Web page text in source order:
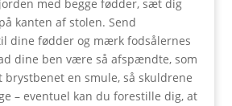
med begge fødder, sæt dig
kanten af stolen. Send
dine fødder og mærk fodsålernes
dine ben være så afspændte, som
en smule, så skuldrene
– eventuel kan du forestille dig, at